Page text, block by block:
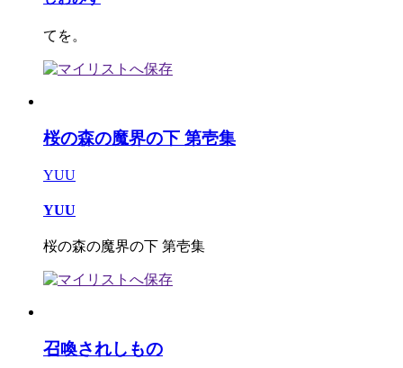
てを。
桜の森の魔界の下 第壱集
YUU
YUU
桜の森の魔界の下 第壱集
召喚されしもの